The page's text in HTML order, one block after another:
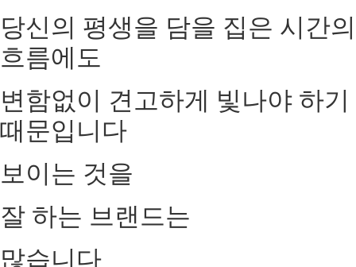
당신의 평생을 담을 집은 시간의
흐름에도
변함없이 견고하게 빛나야 하기
때문입니다
보이는 것을
잘 하는 브랜드는
많습니다